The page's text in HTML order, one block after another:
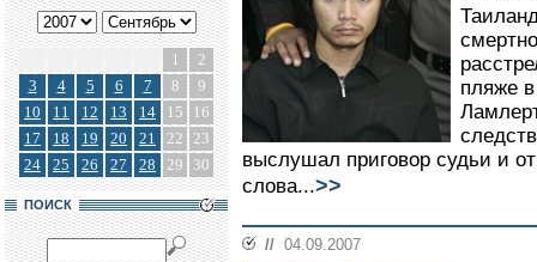
1
2
3
4 5 6 7 8
9
10
11 12 13 14 15
16
17
18 19 20 21 22 23
24
25 26 27 28 29 30
ПОИСК
пляже
выслушал приговор судьи и
слова...>>
// 04.09.2007